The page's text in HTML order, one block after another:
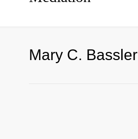
Mary C. Bassler